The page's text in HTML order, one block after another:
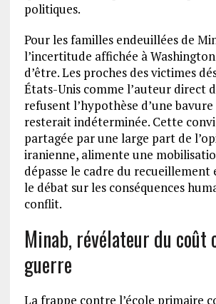
politiques.
Pour les familles endeuillées de
l’incertitude affichée à Washington
d’être. Les proches des victimes
États-Unis comme l’auteur direct
refusent l’hypothèse d’une
resterait indéterminée. Cette
partagée par une large part de
iranienne, alimente une
dépasse le cadre du recueillement
le débat sur les conséquences
conflit.
Minab, révélateur du coût
guerre
La frappe contre l’école primaire